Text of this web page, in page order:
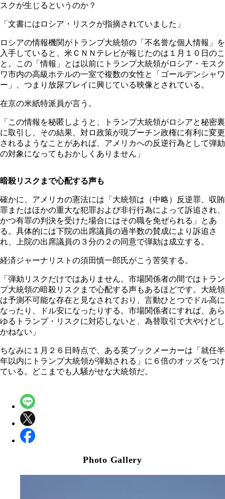
スクが生じるというのか？
「文書にはロシア・リスクが指摘されていました」
ロシアの情報機関がトランプ大統領の「不名誉な個人情報」を
入手していると、米ＣＮＮテレビが報じたのは１月１０日のこ
と。この「情報」とは以前にトランプ大統領がロシア・モスク
ワ市内の高級ホテルの一室で複数の女性と「ゴールデンシャワ
ー」、つまり放尿プレイに興じている映像とされている。
在京の米紙特派員が言う。
「この情報を秘匿しようと、トランプ大統領がロシアと秘密裏
に取引し、その結果、対ロ政策が現プーチン政権に有利に変更
されるようなことがあれば、アメリカへの反逆行為として弾劾
の対象になってもおかしくありません」
暗殺リスクまで心配する声も
確かに、アメリカの憲法には「大統領は（中略）反逆罪、収賄
罪またはほかの重大な犯罪および非行行為によって訴追され、
かつ有罪の判決を受けた場合にはその職を免ぜられる」とあ
る。具体的には下院の出席議員の過半数の賛成により訴追さ
れ、上院の出席議員の３分の２の同意で弾劾は成立する。
経済ジャーナリストの須田慎一郎氏がこう苦笑する。
「弾劾リスクだけではありません。市場関係者の間ではトラン
プ大統領の暗殺リスクまで心配する声もあるほどです。大統領
は予測不可能な存在と見なされており、言動ひとつでドル高に
なったり、ドル安になったりする。市場関係者にすれば、あら
ゆるトランプ・リスクに対応しないと、為替取引で大やけどし
かねない」
ちなみに１月２６日時点で、ある英ブックメーカーは「就任半
年以内にトランプ大統領が弾劾される」に６倍のオッズをつけ
ている。どこまでも人騒がせな大統領だ。
Photo Gallery